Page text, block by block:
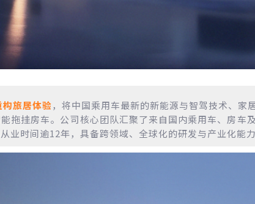
旅居体验，将中国乘用车最新的新能源与智驾技术、家
拖挂房车。公司核心团队汇聚了来自国内乘用车、房车
业时间逾12年，具备跨领域、全球化的研发与产业化能力